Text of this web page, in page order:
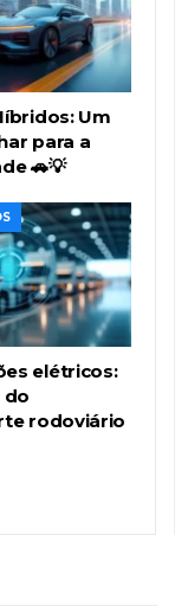
Um
para a
🚗💡
elétricos:
do
rodoviário